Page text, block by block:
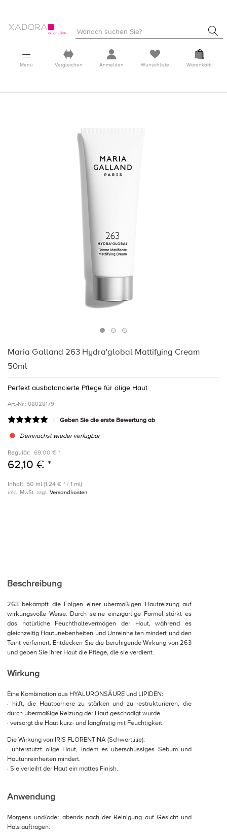
Menü Vergleichen Anmelden Wunschliste Warenkorb
Maria Galland 263 Hydra'global Mattifying Cream
50ml
Perfekt ausbalancierte Pflege für ölige Haut
Art.-Nr.: 08028179
Geben Sie die erste Bewertung ab
Demnächst wieder verfügbar
Regulär: 69,00 € *
62,10 € *
Inhalt: 50 ml (1,24 € * / 1 ml)
inkl. MwSt. zzgl. Versandkosten
Beschreibung
263 bekämpft die Folgen einer übermäßigen Hautreizung auf
wirkungsvolle Weise. Durch seine einzigartige Formel stärkt es
das natürliche Feuchthaltevermögen der Haut, während es
gleichzeitig Hautunebenheiten und Unreinheiten mindert und den
Teint verfeinert. Entdecken Sie die beruhigende Wirkung von 263
und geben Sie Ihrer Haut die Pflege, die sie verdient.
Wirkung
Eine Kombination aus HYALURONSÄURE und LIPIDEN:
· hilft, die Hautbarriere zu stärken und zu restrukturieren, die
durch übermäßige Reizung der Haut geschädigt wurde.
· versorgt die Haut kurz- und langfristig mit Feuchtigkeit.
Die Wirkung von IRIS FLORENTINA (Schwertlilie):
· unterstützt ölige Haut, indem es überschüssiges Sebum und
Hautunreinheiten mindert.
· Sie verleiht der Haut ein mattes Finish.
Anwendung
Morgens und/oder abends nach der Reinigung auf Gesicht und
Hals auftragen.